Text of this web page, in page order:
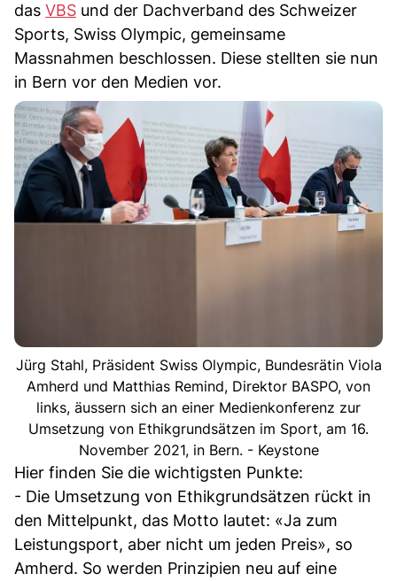
das VBS und der Dachverband des Schweizer
Sports, Swiss Olympic, gemeinsame
Massnahmen beschlossen. Diese stellten sie nun
in Bern vor den Medien vor.
Jürg Stahl, Präsident Swiss Olympic, Bundesrätin Viola
Amherd und Matthias Remind, Direktor BASPO, von
links, äussern sich an einer Medienkonferenz zur
Umsetzung von Ethikgrundsätzen im Sport, am 16.
November 2021, in Bern. - Keystone
Hier finden Sie die wichtigsten Punkte:
- Die Umsetzung von Ethikgrundsätzen rückt in
den Mittelpunkt, das Motto lautet: «Ja zum
Leistungsport, aber nicht um jeden Preis», so
Amherd. So werden Prinzipien neu auf eine